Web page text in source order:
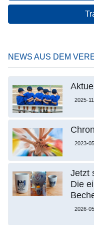
NEWS AUS DEM
2025-
2023-
Jetzt
Die
2026-